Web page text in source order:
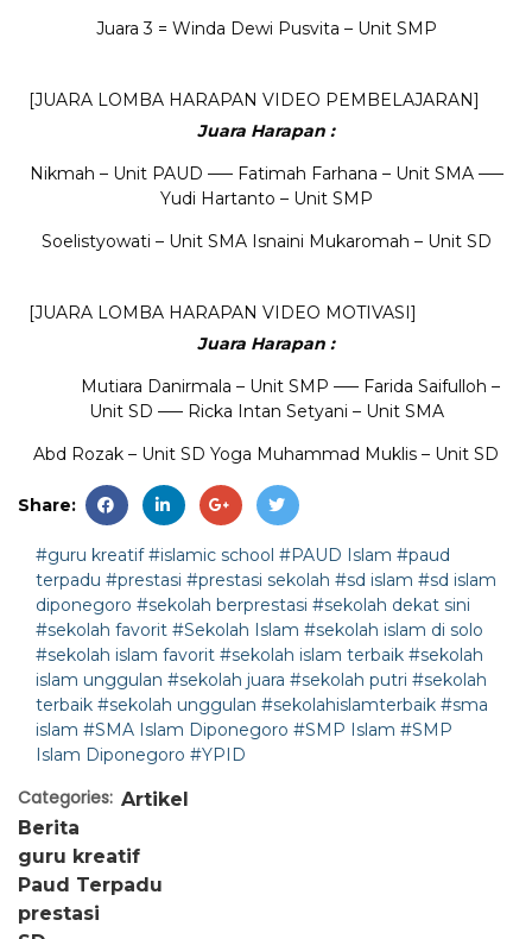
Juara 3 = Winda Dewi Pusvita – Unit SMP
[JUARA LOMBA HARAPAN VIDEO PEMBELAJARAN]
Juara Harapan :
Nikmah – Unit PAUD —– Fatimah Farhana – Unit SMA —–
Yudi Hartanto – Unit SMP
Soelistyowati – Unit SMA Isnaini Mukaromah – Unit SD
[JUARA LOMBA HARAPAN VIDEO MOTIVASI]
Juara Harapan :
Mutiara Danirmala – Unit SMP —– Farida Saifulloh –
Unit SD —– Ricka Intan Setyani – Unit SMA
Abd Rozak – Unit SD Yoga Muhammad Muklis – Unit SD
Share:
#guru kreatif #islamic school #PAUD Islam #paud
terpadu #prestasi #prestasi sekolah #sd islam #sd islam
diponegoro #sekolah berprestasi #sekolah dekat sini
#sekolah favorit #Sekolah Islam #sekolah islam di solo
#sekolah islam favorit #sekolah islam terbaik #sekolah
islam unggulan #sekolah juara #sekolah putri #sekolah
terbaik #sekolah unggulan #sekolahislamterbaik #sma
islam #SMA Islam Diponegoro #SMP Islam #SMP
Islam Diponegoro #YPID
Categories: Artikel
Berita
guru kreatif
Paud Terpadu
prestasi